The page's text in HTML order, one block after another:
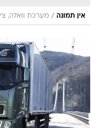
אין תמונה / מערכת וואלה,